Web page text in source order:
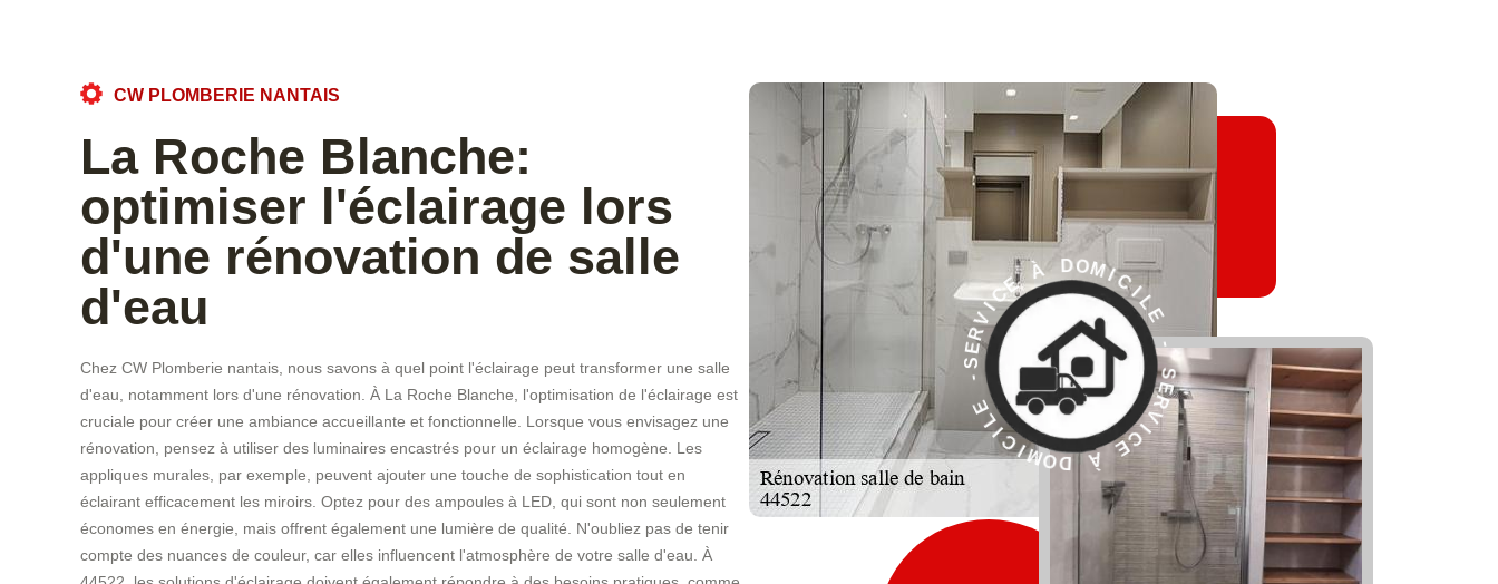
CW PLOMBERIE NANTAIS
La Roche Blanche:
optimiser l'éclairage lors
d'une rénovation de salle
d'eau
Chez CW Plomberie nantais, nous savons à quel point l'éclairage peut transformer une salle
d'eau, notamment lors d'une rénovation. À La Roche Blanche, l'optimisation de l'éclairage est
cruciale pour créer une ambiance accueillante et fonctionnelle. Lorsque vous envisagez une
rénovation, pensez à utiliser des luminaires encastrés pour un éclairage homogène. Les
appliques murales, par exemple, peuvent ajouter une touche de sophistication tout en
éclairant efficacement les miroirs. Optez pour des ampoules à LED, qui sont non seulement
économes en énergie, mais offrent également une lumière de qualité. N'oubliez pas de tenir
compte des nuances de couleur, car elles influencent l'atmosphère de votre salle d'eau. À
S
E
R
V
C
E
À
DOMIC LE -
S
E
R
V
I
C
E
À
D
O
M
I
C
L
E
-